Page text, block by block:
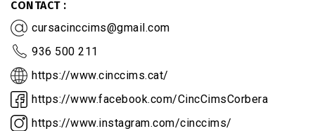
CONTACT
cursacinccims@gmail.com
936 500 211
https://www.cinccims.cat/
https://www.facebook.com/CincCimsCorbera
https://www.instagram.com/cinccims/